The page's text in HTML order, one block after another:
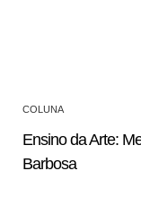
COLUNA
Ensino da Arte:
Barbosa